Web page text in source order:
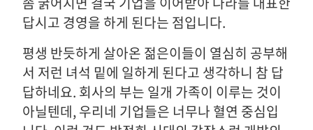
답시고 경영을 하게 된다는 점입니다.
평생 반듯하게 살아온 젊은이들이 열심히 공부해
서 저런 녀석 밑에 일하게 된다고 생각하니 참 답
답하네요. 회사의 부는 일개 가족이 이루는 것이
아닐텐데, 우리네 기업들은 너무나 혈연 중심입